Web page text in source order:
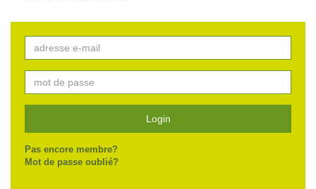
Login
Pas encore membre?
Mot de passe oublié?